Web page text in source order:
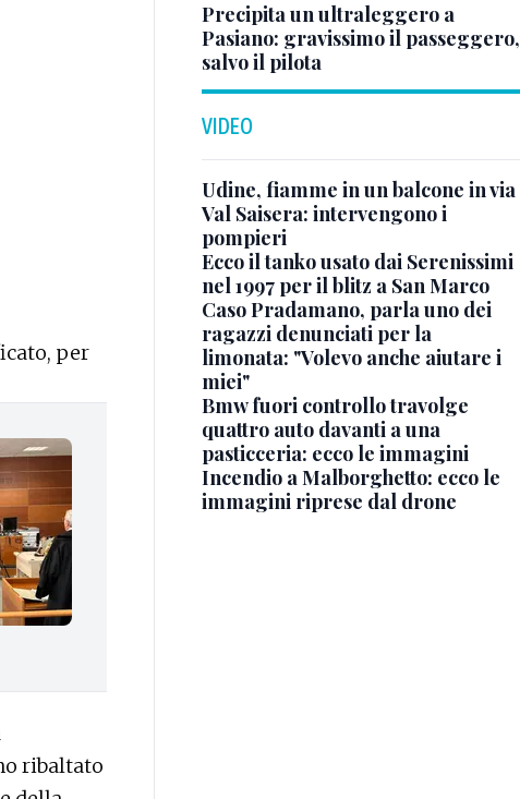
per
ribaltato
Precipita un ultraleggero a
Pasiano: gravissimo il passeggero,
salvo il pilota
VIDEO
Udine, fiamme in un balcone in via
Val Saisera: intervengono i
pompieri
Ecco il tanko usato dai Serenissimi
nel 1997 per il blitz a San Marco
Caso Pradamano, parla uno dei
ragazzi denunciati per la
limonata: "Volevo anche aiutare i
miei"
Bmw fuori controllo travolge
quattro auto davanti a una
pasticceria: ecco le immagini
Incendio a Malborghetto: ecco le
immagini riprese dal drone